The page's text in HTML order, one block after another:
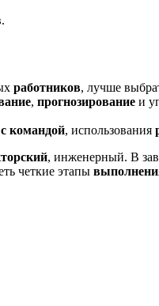
работников, лучше
, прогнозирование и
с командой, использования
, инженерный. В
четкие этапы